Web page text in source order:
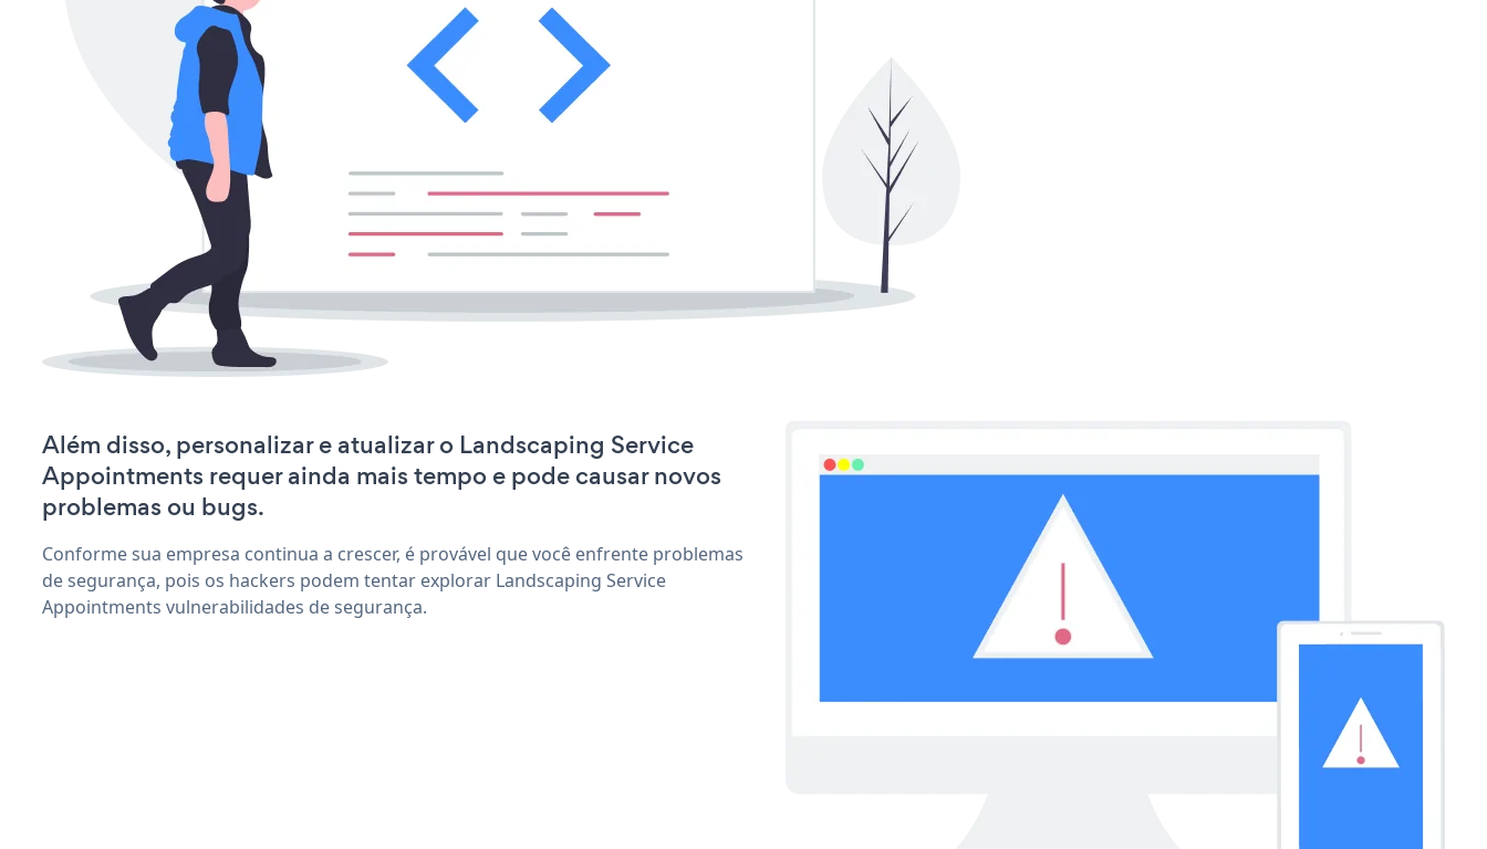
Além disso, personalizar e atualizar o Landscaping Service
Appointments requer ainda mais tempo e pode causar novos
problemas ou bugs.
Conforme sua empresa continua a crescer, é provável que você enfrente problemas
de segurança, pois os hackers podem tentar explorar Landscaping Service
Appointments vulnerabilidades de segurança.